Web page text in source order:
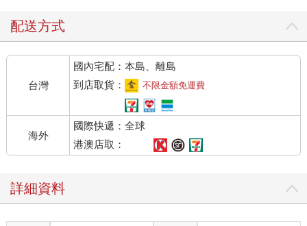
節約措施一部分，為了即將來到的「仇恨週」做準備）。溫斯頓
能緩慢地拾級而上，中途還得停下來休息好幾次。不管爬到哪層
樓，電梯正對面都張貼著同一幅海報，那張巨臉始終注視著你，
圖片中那雙眼睛，給人一種無論身在何處都擺脫不了的壓迫感；
「老大哥正看著你」──底下有行文字如是說。
公寓裡傳來一道圓潤的聲音，唸著一連串與生鐵產量有關的數
字。那聲音來自一塊嵌在右邊牆面、彷若霧面鏡的橢圓形金屬飾
板。溫斯頓轉動某個開關，聲音立刻減弱但仍能聽見。這個叫做
戶，玻璃中映出一個身材瘦小的男子，身上穿著黨發給的制服，
這套藍色工作褲裝使他看起來更加孱弱。他的髮色很淺，臉色紅
潤，皮膚在廉價肥皂、鈍澀剃刀，以及不久前才剛遠離的冷冽冬
配送方式
台灣
國內宅配：本島、離島
到店取貨：
不限金額免運費
海外
國際快遞：全球
港澳店取：
詳細資料